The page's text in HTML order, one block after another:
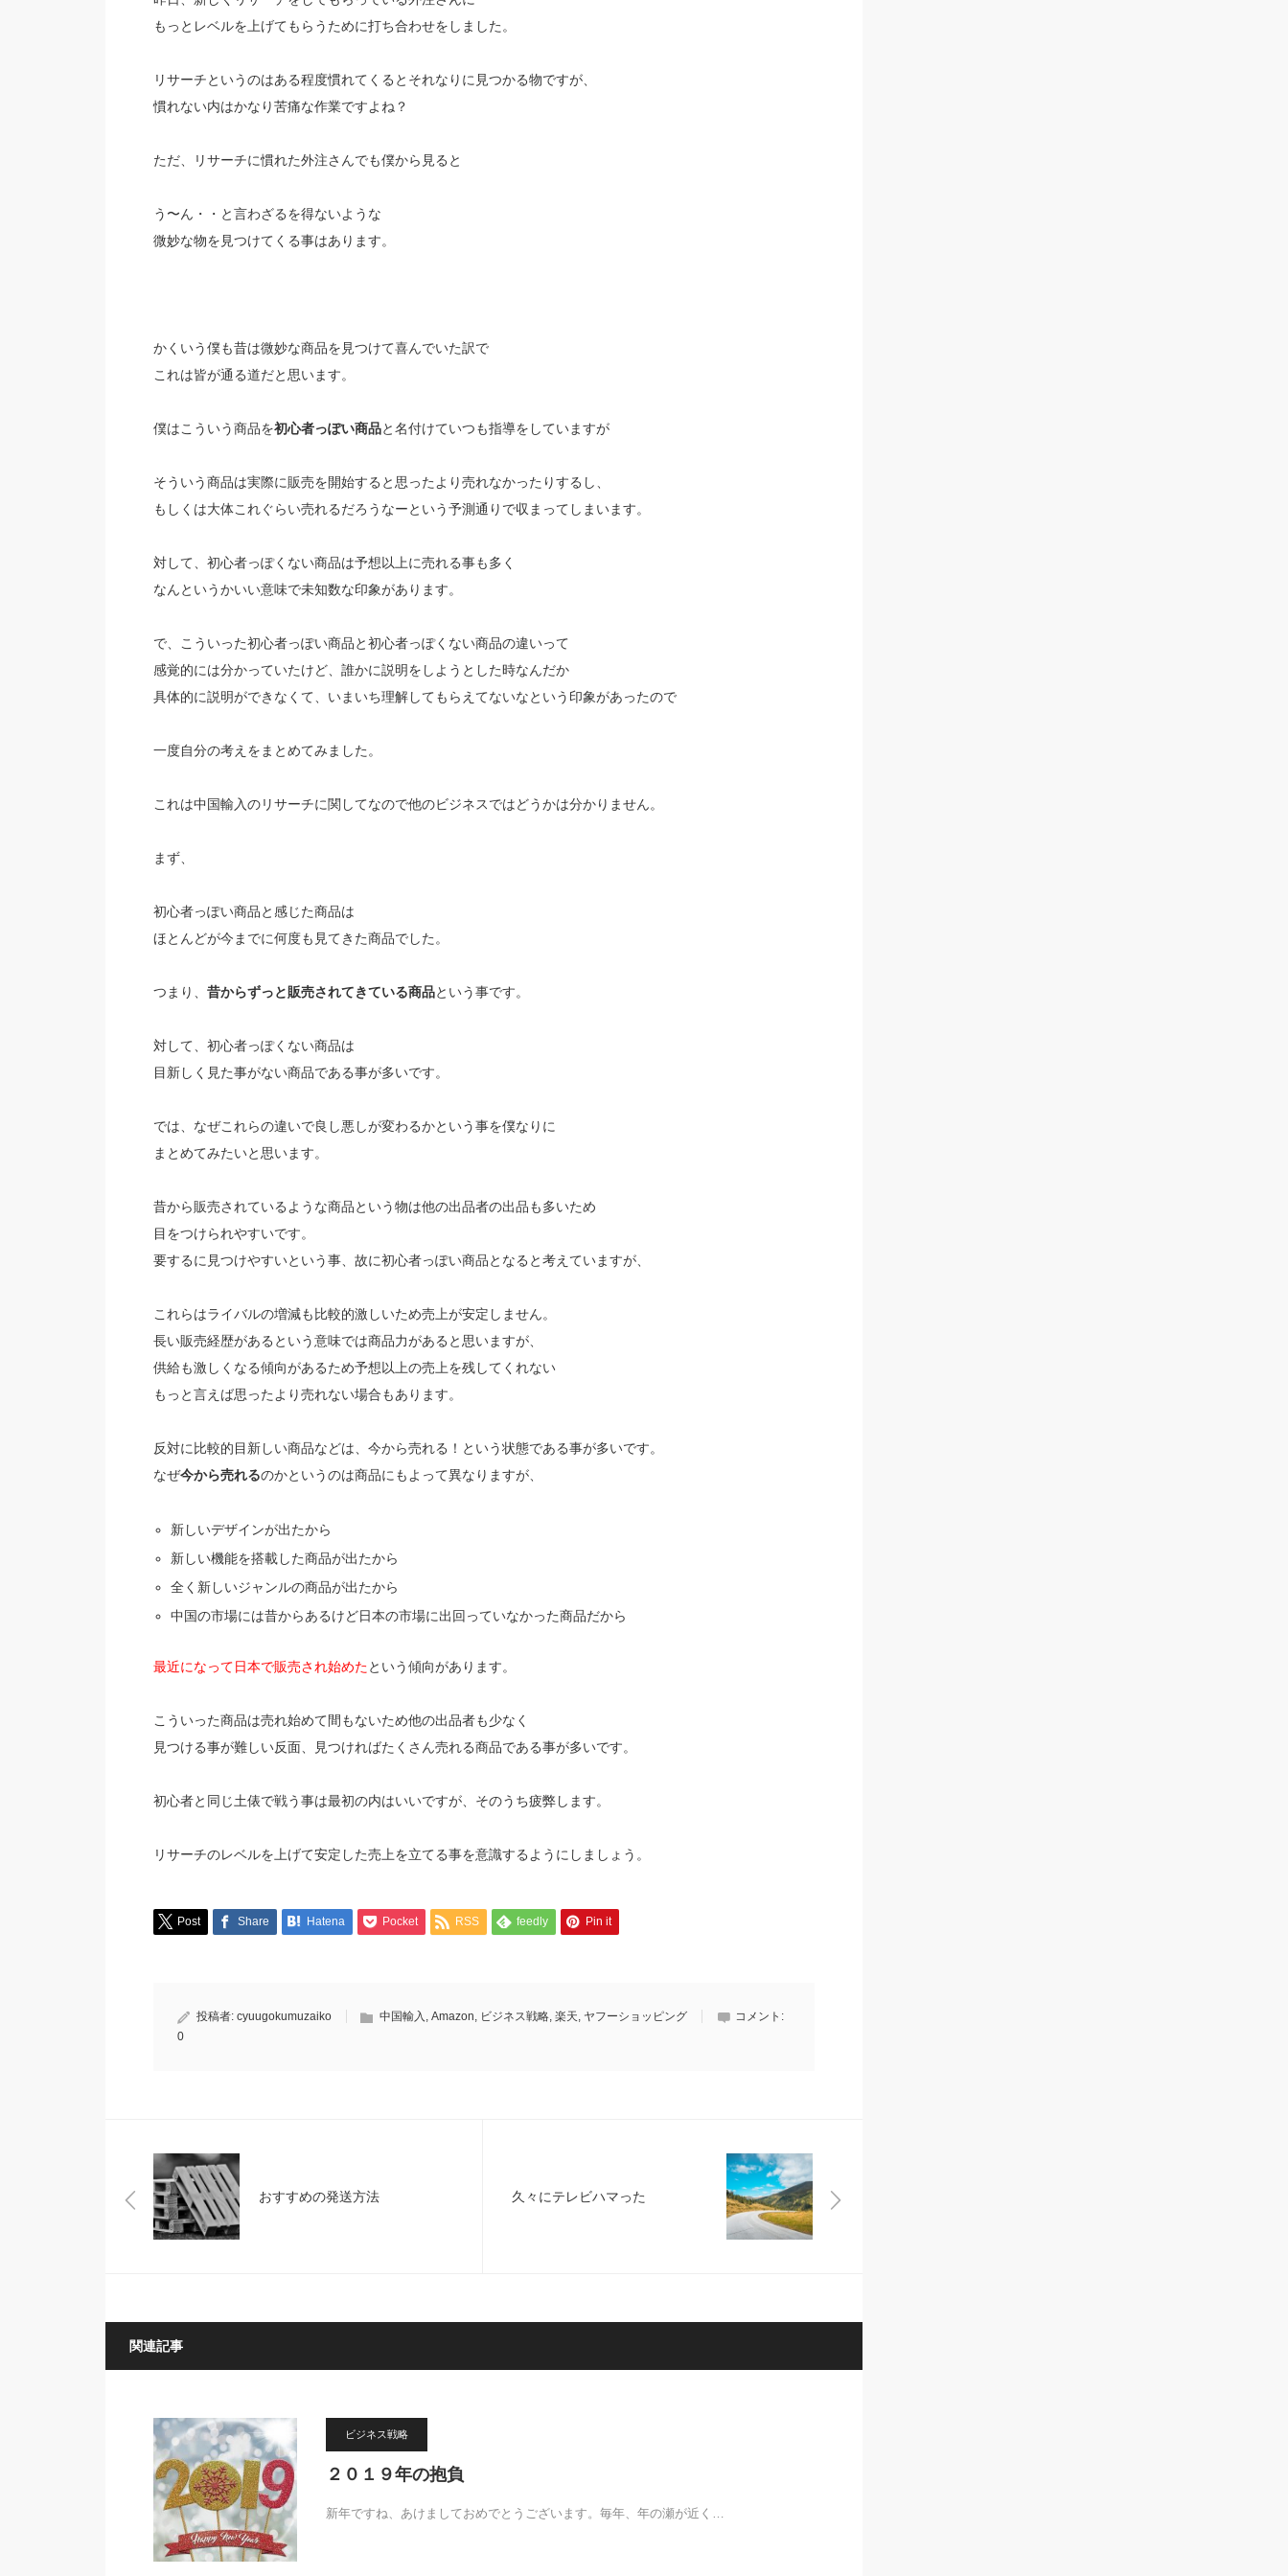
もっとレベルを上げてもらうために打ち合わせをしました。
リサーチというのはある程度慣れてくるとそれなりに見つかる物ですが、
慣れない内はかなり苦痛な作業ですよね？
ただ、リサーチに慣れた外注さんでも僕から見ると
う〜ん・・と言わざるを得ないような
微妙な物を見つけてくる事はあります。
かくいう僕も昔は微妙な商品を見つけて喜んでいた訳で
これは皆が通る道だと思います。
僕はこういう商品を初心者っぽい商品と名付けていつも指導をしていますが
そういう商品は実際に販売を開始すると思ったより売れなかったりするし、
もしくは大体これぐらい売れるだろうなーという予測通りで収まってしまいます。
対して、初心者っぽくない商品は予想以上に売れる事も多く
なんというかいい意味で未知数な印象があります。
で、こういった初心者っぽい商品と初心者っぽくない商品の違いって
感覚的には分かっていたけど、誰かに説明をしようとした時なんだか
具体的に説明ができなくて、いまいち理解してもらえてないなという印象があったので
一度自分の考えをまとめてみました。
これは中国輸入のリサーチに関してなので他のビジネスではどうかは分かりません。
まず、
初心者っぽい商品と感じた商品は
ほとんどが今までに何度も見てきた商品でした。
つまり、 昔からずっと販売されてきている商品という事です。
対して、初心者っぽくない商品は
目新しく見た事がない商品である事が多いです。
では、なぜこれらの違いで良し悪しが変わるかという事を僕なりに
まとめてみたいと思います。
昔から販売されているような商品という物は他の出品者の出品も多いため
目をつけられやすいです。
要するに見つけやすいという事、故に初心者っぽい商品となると考えていますが、
これらはライバルの増減も比較的激しいため売上が安定しません。
長い販売経歴があるという意味では商品力があると思いますが、
供給も激しくなる傾向があるため予想以上の売上を残してくれない
もっと言えば思ったより売れない場合もあります。
反対に比較的目新しい商品などは、今から売れる！という状態である事が多いです。
なぜ今から売れるのかというのは商品にもよって異なりますが、
新しいデザインが出たから
新しい機能を搭載した商品が出たから
全く新しいジャンルの商品が出たから
中国の市場には昔からあるけど日本の市場に出回っていなかった商品だから
最近になって日本で販売され始めたという傾向があります。
こういった商品は売れ始めて間もないため他の出品者も少なく
見つける事が難しい反面、見つければたくさん売れる商品である事が多いです。
初心者と同じ土俵で戦う事は最初の内はいいですが、そのうち疲弊します。
リサーチのレベルを上げて安定した売上を立てる事を意識するようにしましょう。
Post Share Hatena Pocket RSS feedly Pin it
投稿者: cyuugokumuzaiko 中国輸入 , Amazon, ビジネス戦略, 楽天, ヤフーショッピング
コメント:
0
おすすめの発送方法 久々にテレビハマった
関連記事
ビジネス戦略
２０１９年の抱負
新年ですね、あけましておめでとうございます。毎年、年の瀬が近く…